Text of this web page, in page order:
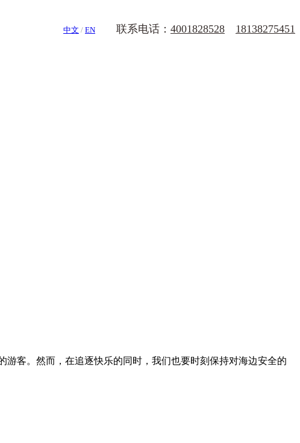
中文 / EN 联系电话： 4001828528 18138275451
客。然而，在追逐快乐的同时，我们也要时刻保持对海边安全的